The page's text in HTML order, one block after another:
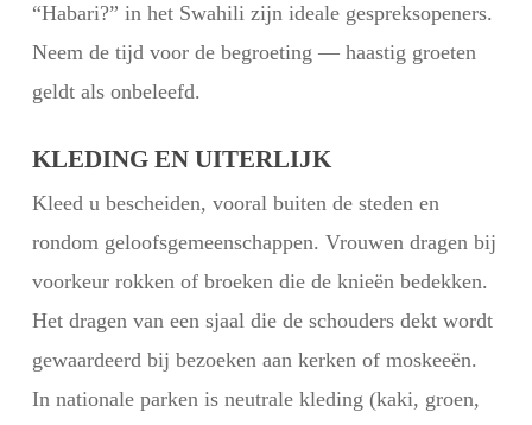
“Habari?” in het Swahili zijn ideale gespreksopeners.
Neem de tijd voor de begroeting — haastig groeten
geldt als onbeleefd.
KLEDING EN UITERLIJK
Kleed u bescheiden, vooral buiten de steden en
rondom geloofsgemeenschappen. Vrouwen dragen bij
voorkeur rokken of broeken die de knieën bedekken.
Het dragen van een sjaal die de schouders dekt wordt
gewaardeerd bij bezoeken aan kerken of moskeeën.
In nationale parken is neutrale kleding (kaki, groen,